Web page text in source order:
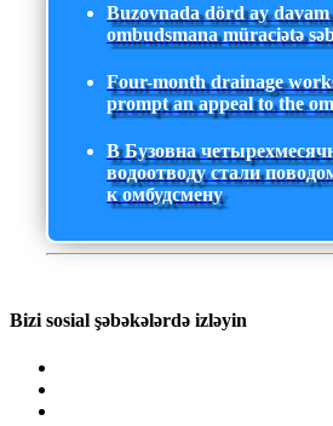
Buzovnada dörd ay
ombudsmana müraciətə
Four-month drainage
prompt an appeal to the
В Бузовна
водоотводу стали
к омбудсмену
Bizi sosial şəbəkələrdə izləyin